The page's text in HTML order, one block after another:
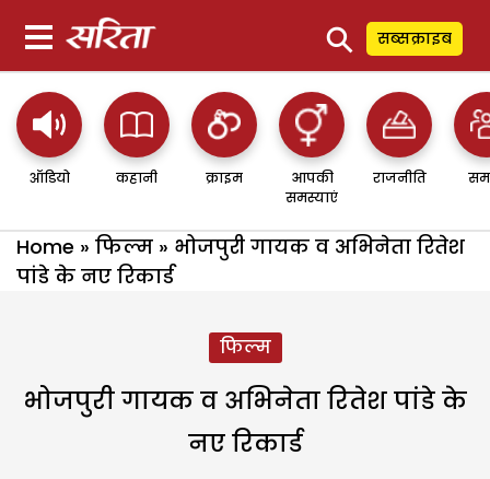
⚲ सब्सक्राइब
ऑडियो कहानी क्राइम
आपकी
समस्याएं
राजनीति
Home » फिल्म » भोजपुरी गायक व अभिनेता रितेश
पांडे के नए रिकार्ड
फिल्म
भोजपुरी गायक व अभिनेता रितेश पांडे के
नए रिकार्ड